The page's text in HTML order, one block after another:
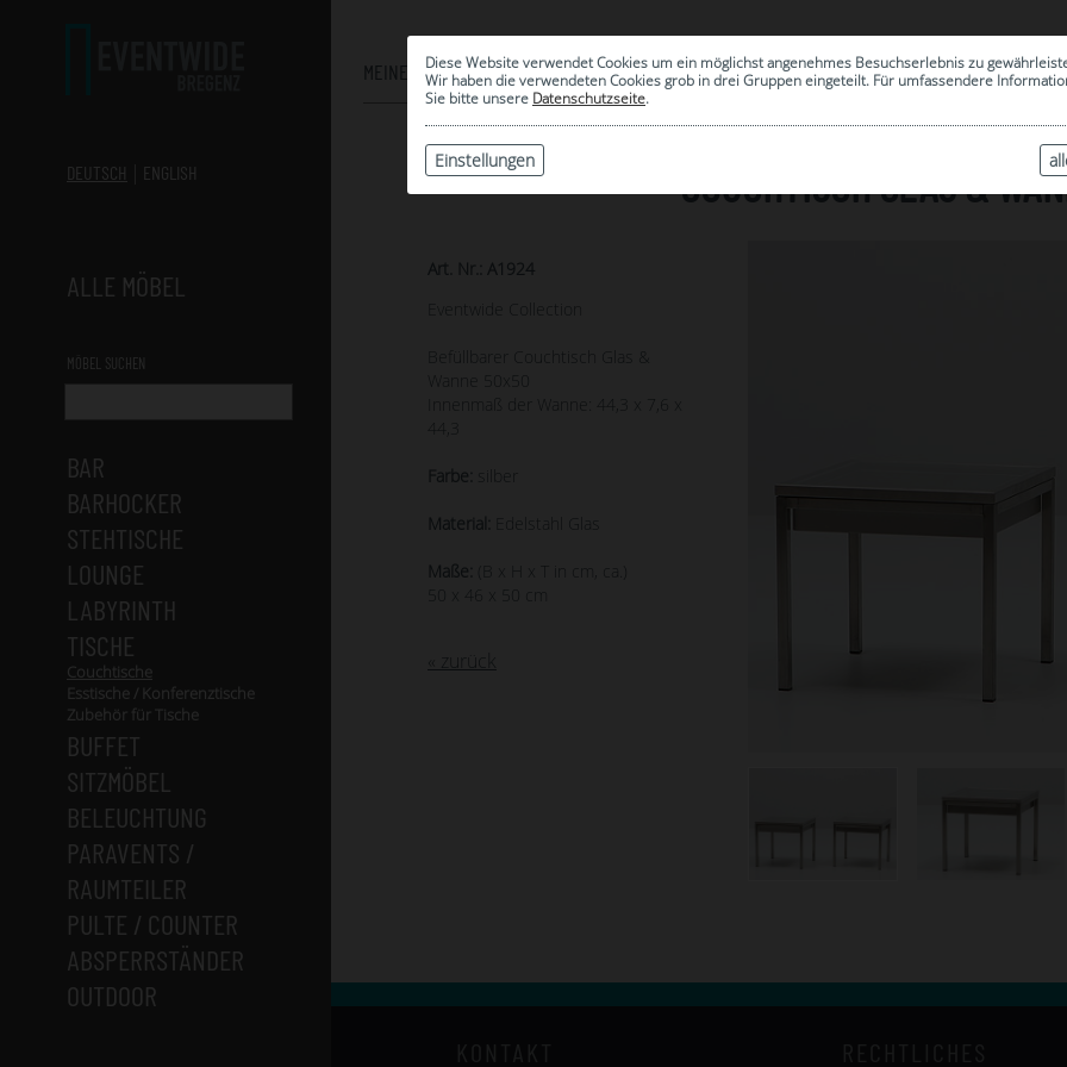
Diese Website verwendet Cookies um ein möglichst angenehmes Besuchserlebnis zu
Wir haben die verwendeten Cookies grob in drei Gruppen eingeteilt. Für umfassendere
Sie bitte unsere Datenschutzseite.
Einstellungen
DEUTSCH ENGLISH
ALLE MÖBEL
MÖBEL SUCHEN
BAR
BARHOCKER
STEHTISCHE
LOUNGE
LABYRINTH
TISCHE
Couchtische
Esstische / Konferenztische
Zubehör für Tische
BUFFET
SITZMÖBEL
BELEUCHTUNG
PARAVENTS /
RAUMTEILER
PULTE / COUNTER
ABSPERRSTÄNDER
OUTDOOR
MEINE AUSWAHL
0
| ARCHIV
COUCHTISCH GLAS &
Art. Nr.: A1924
Eventwide Collection
Befüllbarer Couchtisch Glas &
Wanne 50x50
Innenmaß der Wanne: 44,3 x 7,6 x
Farbe:
Material: Edelstahl Glas
Maße:
(B x H x T in cm, ca.)
« zurück